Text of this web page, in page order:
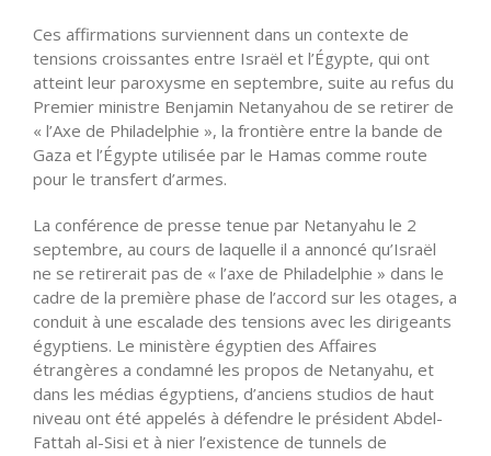
Ces affirmations surviennent dans un contexte de
tensions croissantes entre Israël et l’Égypte, qui ont
atteint leur paroxysme en septembre, suite au refus du
Premier ministre Benjamin Netanyahou de se retirer de
« l’Axe de Philadelphie », la frontière entre la bande de
Gaza et l’Égypte utilisée par le Hamas comme route
pour le transfert d’armes.
La conférence de presse tenue par Netanyahu le 2
septembre, au cours de laquelle il a annoncé qu’Israël
ne se retirerait pas de « l’axe de Philadelphie » dans le
cadre de la première phase de l’accord sur les otages, a
conduit à une escalade des tensions avec les dirigeants
égyptiens. Le ministère égyptien des Affaires
étrangères a condamné les propos de Netanyahu, et
dans les médias égyptiens, d’anciens studios de haut
niveau ont été appelés à défendre le président Abdel-
Fattah al-Sisi et à nier l’existence de tunnels de